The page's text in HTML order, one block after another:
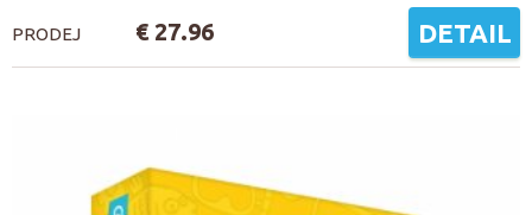
PRODEJ € 27.96 DETAIL